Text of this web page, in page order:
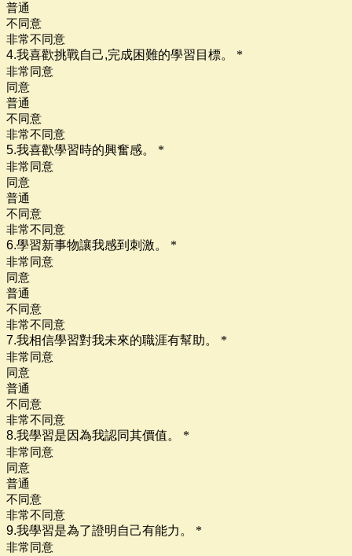
普通
不同意
非常不同意
4.我喜歡挑戰自己,完成困難的學習目標。 *
非常同意
同意
普通
不同意
非常不同意
5.我喜歡學習時的興奮感。 *
非常同意
同意
普通
不同意
非常不同意
6.學習新事物讓我感到刺激。 *
非常同意
同意
普通
不同意
非常不同意
7.我相信學習對我未來的職涯有幫助。 *
非常同意
同意
普通
不同意
非常不同意
8.我學習是因為我認同其價值。 *
非常同意
同意
普通
不同意
非常不同意
9.我學習是為了證明自己有能力。 *
非常同意